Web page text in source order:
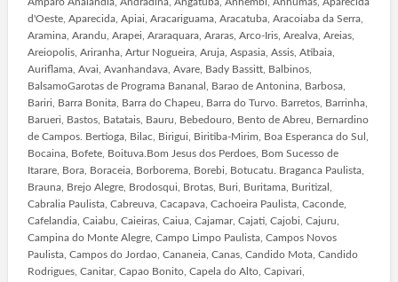
Amparo Analandia, Andradina, Angatuba, Anhembi, Anhumas, Aparecida
d'Oeste, Aparecida, Apiai, Aracariguama, Aracatuba, Aracoiaba da Serra,
Aramina, Arandu, Arapei, Araraquara, Araras, Arco-Iris, Arealva, Areias,
Areiopolis, Ariranha, Artur Nogueira, Aruja, Aspasia, Assis, Atibaia,
Auriflama, Avai, Avanhandava, Avare, Bady Bassitt, Balbinos,
BalsamoGarotas de Programa Bananal, Barao de Antonina, Barbosa,
Bariri, Barra Bonita, Barra do Chapeu, Barra do Turvo. Barretos, Barrinha,
Barueri, Bastos, Batatais, Bauru, Bebedouro, Bento de Abreu, Bernardino
de Campos. Bertioga, Bilac, Birigui, Biritiba-Mirim, Boa Esperanca do Sul,
Bocaina, Bofete, Boituva.Bom Jesus dos Perdoes, Bom Sucesso de
Itarare, Bora, Boraceia, Borborema, Borebi, Botucatu. Braganca Paulista,
Brauna, Brejo Alegre, Brodosqui, Brotas, Buri, Buritama, Buritizal,
Cabralia Paulista, Cabreuva, Cacapava, Cachoeira Paulista, Caconde,
Cafelandia, Caiabu, Caieiras, Caiua, Cajamar, Cajati, Cajobi, Cajuru,
Campina do Monte Alegre, Campo Limpo Paulista, Campos Novos
Paulista, Campos do Jordao, Cananeia, Canas, Candido Mota, Candido
Rodrigues, Canitar, Capao Bonito, Capela do Alto, Capivari,